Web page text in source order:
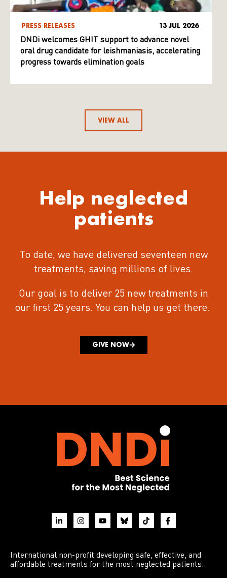
PRESS RELEASES 13 JUL 2026
DNDi welcomes GHIT support to advance novel
oral drug candidate for leishmaniasis, accelerating
progress towards elimination goals
VIEW ALL
Help neglected
patients
To date, we have delivered seventeen new
treatments, saving millions of lives.
Our goal is to deliver 25 new treatments in
our first 25 years. You can help us get there.
GIVE NOW
International non-profit developing safe, effective, and
affordable treatments for the most neglected patients.